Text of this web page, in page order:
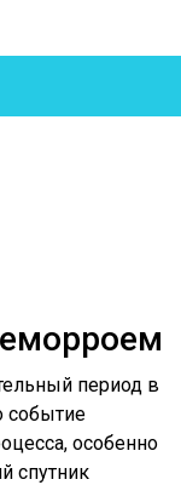
период в
событие
особенно
спутник